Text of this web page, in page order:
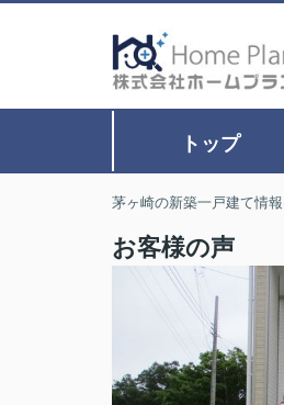
トップ
茅ヶ崎の新築一戸建て情
お客様の声